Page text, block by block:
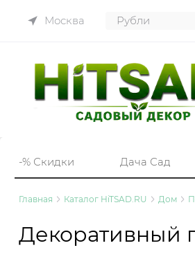
Москва
-% Скидки Дача Сад
Главная Каталог HiTSAD.RU Дом
Декоративный